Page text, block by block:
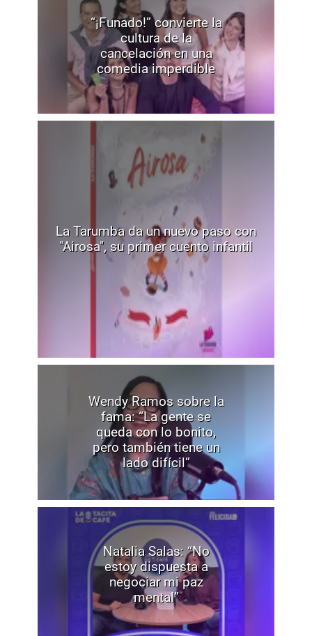
“¡Funado!” convierte la
cultura de la
cancelación en una
comedia imperdible
La Tarumba da un nuevo paso con
"Airosa", su primer cuento infantil
Wendy Ramos sobre la
fama: “La gente se
queda con lo bonito,
pero también tiene un
lado difícil”
Natalia Salas: “No
estoy dispuesta a
negociar mi paz
mental”